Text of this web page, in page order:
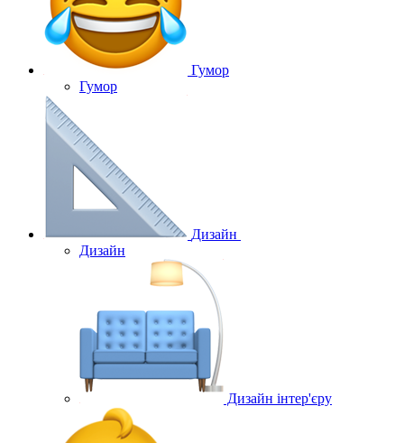
Гумор
Гумор
Дизайн
Дизайн
Дизайн інтер'єру